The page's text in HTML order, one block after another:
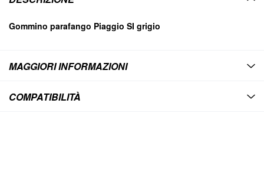
Gommino parafango Piaggio SI grigio
MAGGIORI INFORMAZIONI
COMPATIBILITÀ